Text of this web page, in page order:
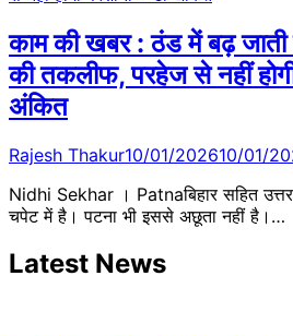
काम की खबर : ठंड में बढ़ जाती
की तकलीफ, परहेज से नहीं
अंकित
Rajesh Thakur10/01/202610/01/
Nidhi Sekhar । Patnaबिहार सहित उत्तर
चपेट में है। पटना भी इससे अछूता नहीं है।…
Latest News